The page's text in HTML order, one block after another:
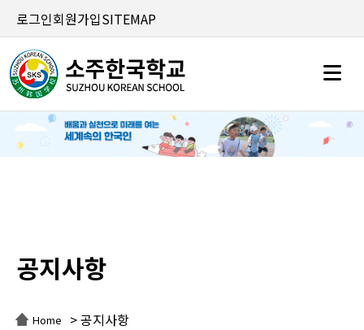
로그인회원가입SITEMAP
공지사항
Home > 공지사항